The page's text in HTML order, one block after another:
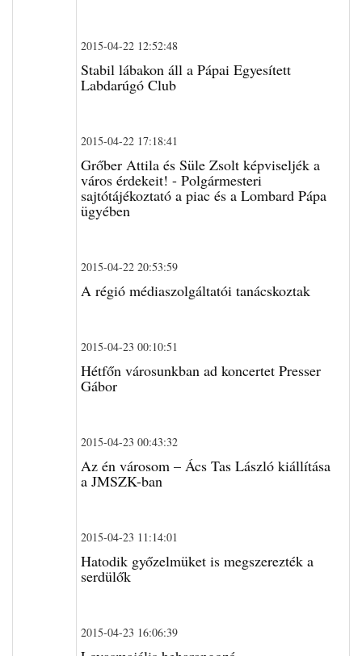
2015-04-22 12:52:48
Stabil lábakon áll a Pápai Egyesített
Labdarúgó Club
2015-04-22 17:18:41
Grőber Attila és Süle Zsolt képviseljék a
város érdekeit! - Polgármesteri
sajtótájékoztató a piac és a Lombard Pápa
ügyében
2015-04-22 20:53:59
A régió médiaszolgáltatói tanácskoztak
2015-04-23 00:10:51
Hétfőn városunkban ad koncertet Presser
Gábor
2015-04-23 00:43:32
Az én városom – Ács Tas László kiállítása
a JMSZK-ban
2015-04-23 11:14:01
Hatodik győzelmüket is megszerezték a
serdülők
2015-04-23 16:06:39